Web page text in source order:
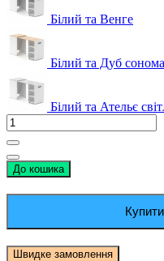
Білий та Венге
Білий та Дуб сонома
Білий та Ательє
До кошика
Швидке замовлення